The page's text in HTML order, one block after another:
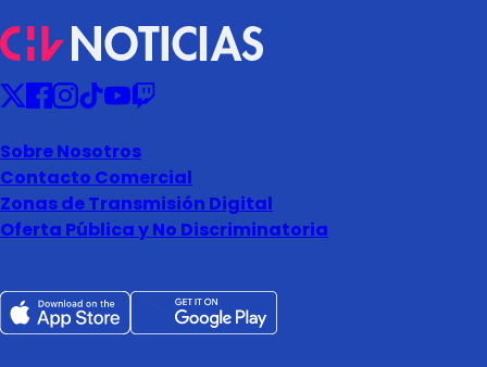
Sobre Nosotros
Contacto Comercial
Zonas de Transmisión Digital
Oferta Pública y No Discriminatoria